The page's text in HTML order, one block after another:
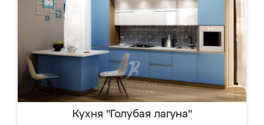
Кухня "Голубая лагуна"